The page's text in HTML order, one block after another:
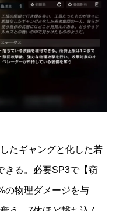
たギャングと化した若
きる。必要SP3で【窃
の物理ダメージを与